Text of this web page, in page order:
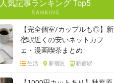
人気記事ランキング Top5
【完全個室/カップルも◎】新
宿駅近くの安いネットカフ
ェ・漫画喫茶まとめ
生活 新宿区 新宿駅